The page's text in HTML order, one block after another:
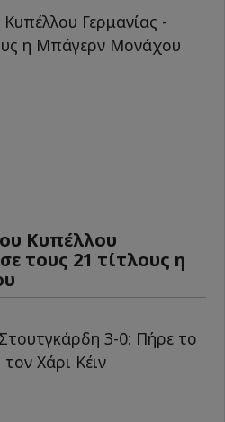
Κυπέλλου
τους 21 τίτλους η